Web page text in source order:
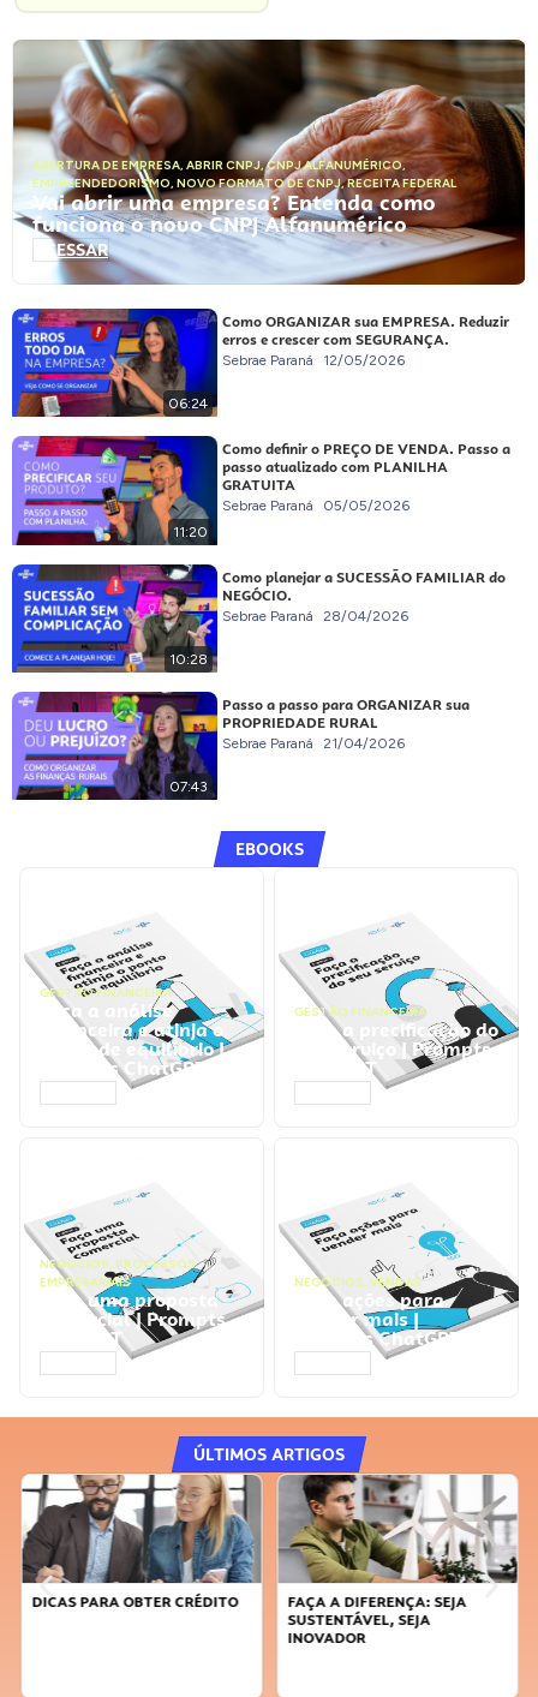
ABERTURA DE EMPRESA, ABRIR CNPJ,CNPJ ALFANUMÉRICO,
EMPREENDEDORISMO, NOVO FORMATO DE CNPJ,RECEITA FEDERAL
Vai abrir uma empresa? Entenda como
funciona o novo CNPJ Alfanumérico
ACESSAR
06:24
Como ORGANIZAR sua EMPRESA. Reduzir
erros e crescer com SEGURANÇA.
Sebrae Paraná 12/05/2026
11:20
Como definir o PREÇO DE VENDA. Passo a
passo atualizado com PLANILHA
GRATUITA
Sebrae Paraná 05/05/2026
10:28
Como planejar a SUCESSÃO FAMILIAR do
NEGÓCIO.
Sebrae Paraná 28/04/2026
07:43
Passo a passo para ORGANIZAR sua
PROPRIEDADE RURAL
Sebrae Paraná 21/04/2026
EBOOKS
GESTÃO FINANCEIRA
Faça a análise
financeira e atinja o
ponto de equilíbrio |
Prompts ChatGPT
GESTÃO FINANCEIRA
Faça a precificação do
seu serviço | Prompts
ChatGPT
NEGÓCIOS, PROCESSOS
EMPRESARIAIS
Faça uma proposta
comercial | Prompts
ChatGPT
NEGÓCIOS, VENDAS
Faça ações para
vender mais |
Prompts ChatGPT
ÚLTIMOS ARTIGOS
DICAS PARA OBTER CRÉDITO
FAÇA A DIFERENÇA: SEJA
SUSTENTÁVEL, SEJA
INOVADOR